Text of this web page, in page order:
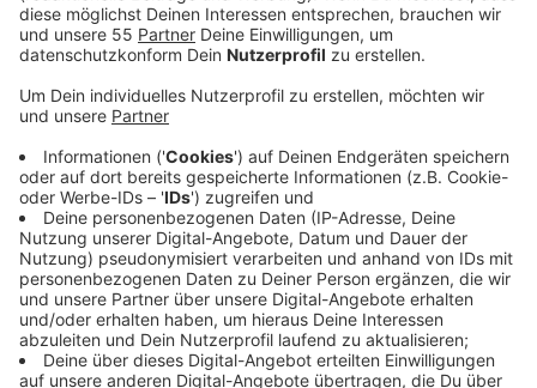
Der Verkehrsverbund Rhein-Ruhr, zu dem auch SWK
und NEW gehören, bittet aber um Geduld. Sobald die
informiert, sagte ein Sprecher. Wegen der hohen
Energiepreise hatte die Ampel-Koalition ein
Entlastungspaket geschnürt, zu dem auch ein ÖPNV-
Ticket für einmalig neun Euro im Monat gehört. Das
Angebot soll 90 Tage gelten. Unklar ist noch, ob auch
Inhaber eines Monatstickets davon profitieren. Falls
nicht, könnten viele Stammkunden verloren gehen,
befürchtet der Bundesvorsitzende von ProBahn,